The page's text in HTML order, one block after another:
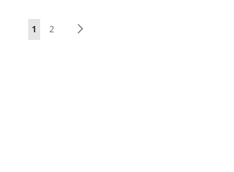
Page
You're currently reading page
1 Page
2